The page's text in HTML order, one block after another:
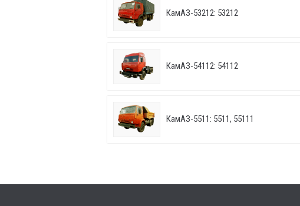
КамАЗ-53212: 53212
КамАЗ-54112: 54112
КамАЗ-5511: 5511, 55111